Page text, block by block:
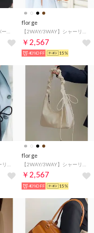
【ユニセックス】シルバーバックルシンプルレザーベルト （ブラック/ガンメタ）
florge
【2WAY/3WAY】シャーリングリボンレザーショルダーバッグ/ハンドバッグ/ホーボーバッグ （キャメル）
￥2,567
40%OFF 15%
florge
￥2,567
40%OFF 15%